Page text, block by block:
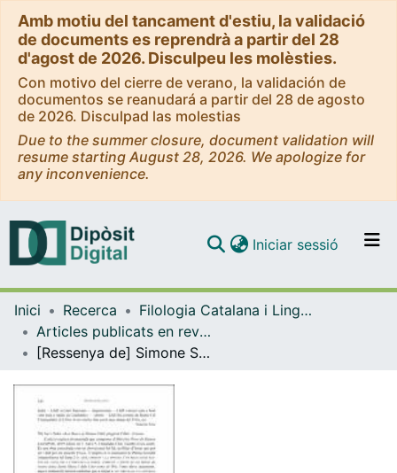
Amb motiu del tancament d'estiu, la validació
de documents es reprendrà a partir del 28
d'agost de 2026. Disculpeu les molèsties.
Con motivo del cierre de verano, la validación de
documentos se reanudará a partir del 28 de agosto
de 2026. Disculpad las molestias
Due to the summer closure, document validation will
resume starting August 28, 2026. We apologize for
any inconvenience.
Navega per tot el DD
Com publicar
Iniciar sessió (current)
Inici Recerca
Filologia Catalana i Lingüística General
Articles publicats en revistes (Filologia Catalana i Lingüística General)
[Ressenya de] Simone Sari i Albert Soler, “Les Hores de Ramon Llull, pregària d’ahir i d’avui”